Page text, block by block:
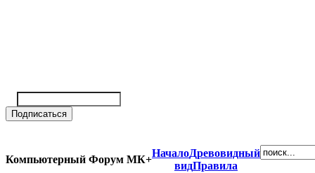
Компьютерный Форум МК+
НачалоДревовидный
видПравила